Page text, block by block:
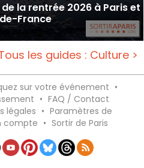
la rentrée 2026 à Paris et
France
les guides : Culture >
sur votre événement •
• FAQ / Contact
légales • Paramètres de
compte • Sortir de Paris